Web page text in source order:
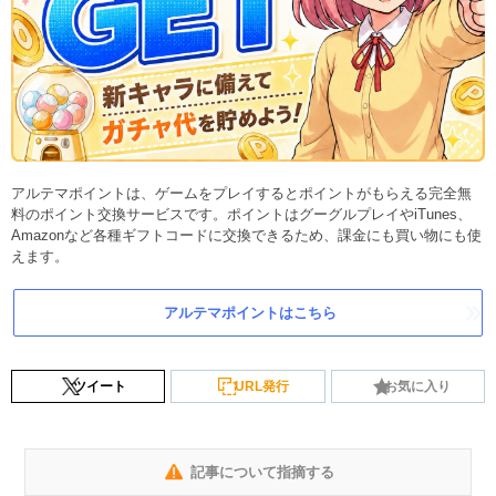
アルテマポイントは、ゲームをプレイするとポイントがもらえる完全無
料のポイント交換サービスです。ポイントはグーグルプレイやiTunes、
Amazonなど各種ギフトコードに交換できるため、課金にも買い物にも使
えます。
アルテマポイントはこちら
ツイート URL発行 お気に入り
記事について指摘する